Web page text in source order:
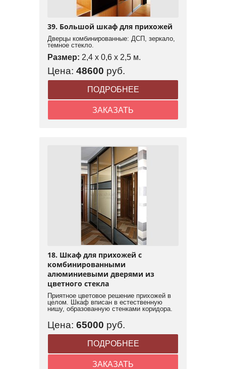
39. Большой шкаф для прихожей
Дверцы комбинированные: ДСП, зеркало,
темное стекло.
Размер: 2,4 x 0,6 x 2,5 м.
Цена: 48600 руб.
ПОДРОБНЕЕ
ЗАКАЗАТЬ
18. Шкаф для прихожей с
комбинированными
алюминиевыми дверями из
цветного стекла
Приятное цветовое решение прихожей в
целом. Шкаф вписан в естественную
нишу, образованную стенками коридора.
Цена: 65000 руб.
ПОДРОБНЕЕ
ЗАКАЗАТЬ